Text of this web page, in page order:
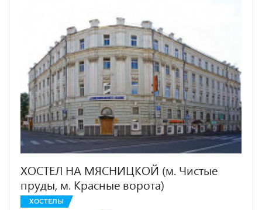
ХОСТЕЛ НА МЯСНИЦКОЙ (м. Чистые
пруды, м. Красные ворота)
ХОСТЕЛЫ